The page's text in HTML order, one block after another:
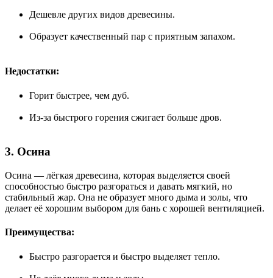
Дешевле других видов древесины.
Образует качественный пар с приятным запахом.
Недостатки:
Горит быстрее, чем дуб.
Из-за быстрого горения сжигает больше дров.
3. Осина
Осина — лёгкая древесина, которая выделяется своей
способностью быстро разгораться и давать мягкий, но
стабильный жар. Она не образует много дыма и золы, что
делает её хорошим выбором для бань с хорошей вентиляцией.
Преимущества:
Быстро разгорается и быстро выделяет тепло.